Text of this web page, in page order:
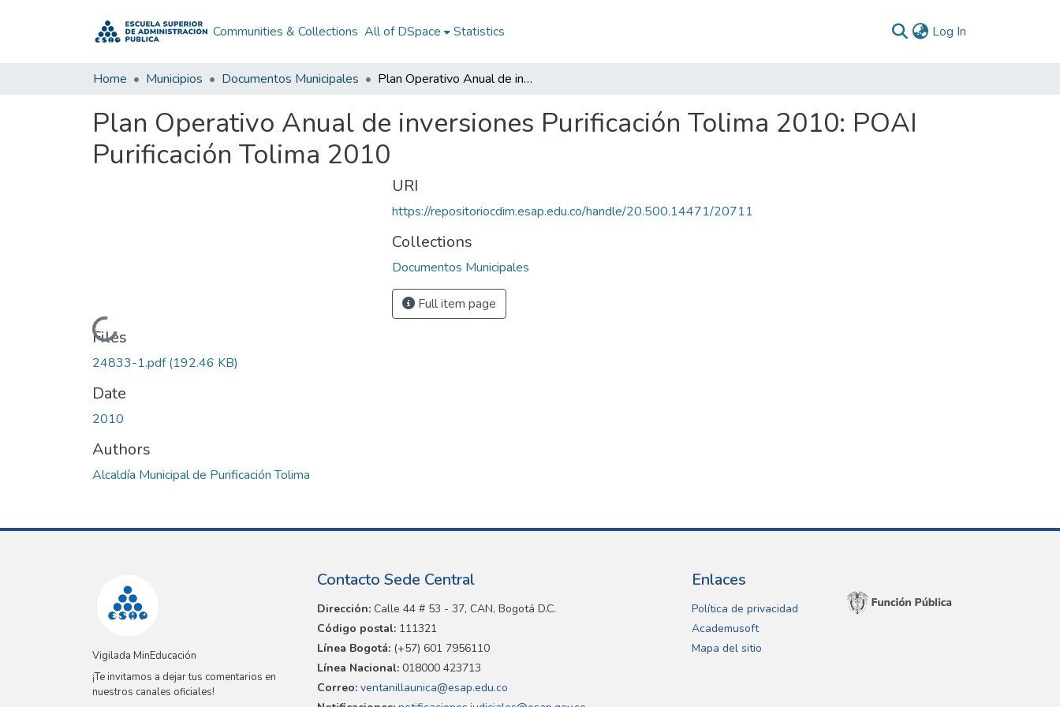
Communities & Collections All of DSpace Statistics Log In
Home Municipios Documentos Municipales Plan Operativo Anual de inversiones Purificación Tolima 2010: POAI Purificación Tolima 2010
Plan Operativo Anual de inversiones Purificación Tolima 2010: POAI
Purificación Tolima 2010
Loading...
Files
24833-1.pdf(192.46 KB)
Date
2010
Authors
Alcaldía Municipal de Purificación Tolima
URI
https://repositoriocdim.esap.edu.co/handle/20.500.14471/20711
Collections
Documentos Municipales
Full item page
Vigilada MinEducación
¡Te invitamos a dejar tus comentarios en
nuestros canales oficiales!
Contacto Sede Central
Dirección: Calle 44 # 53 - 37, CAN, Bogotá D.C.
Código postal: 111321
Línea Bogotá: (+57) 601 7956110
Línea Nacional: 018000 423713
Correo: ventanillaunica@esap.edu.co
Enlaces
Política de privacidad
Academusoft
Mapa del sitio